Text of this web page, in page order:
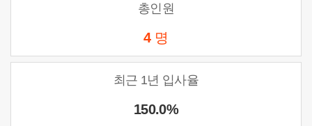
총인원
4 명
최근 1년 입사율
150.0%